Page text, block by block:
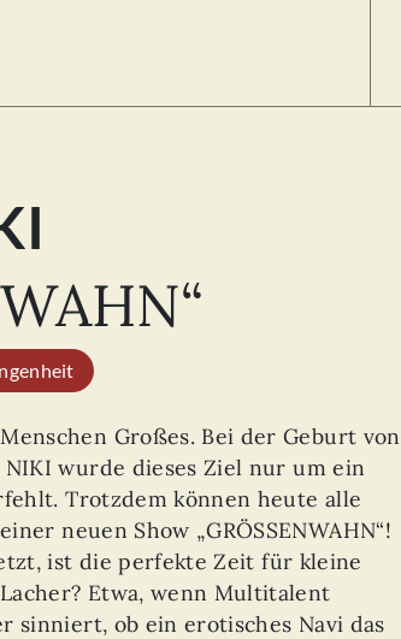
Großes. Bei der Geburt von
NIKI wurde dieses Ziel nur um ein
Trotzdem können heute alle
neuen Show „GRÖSSENWAHN“!
ist die perfekte Zeit für kleine
Etwa, wenn Multitalent
sinniert, ob ein erotisches Navi das